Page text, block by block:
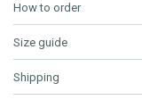
How to order
Size guide
Shipping